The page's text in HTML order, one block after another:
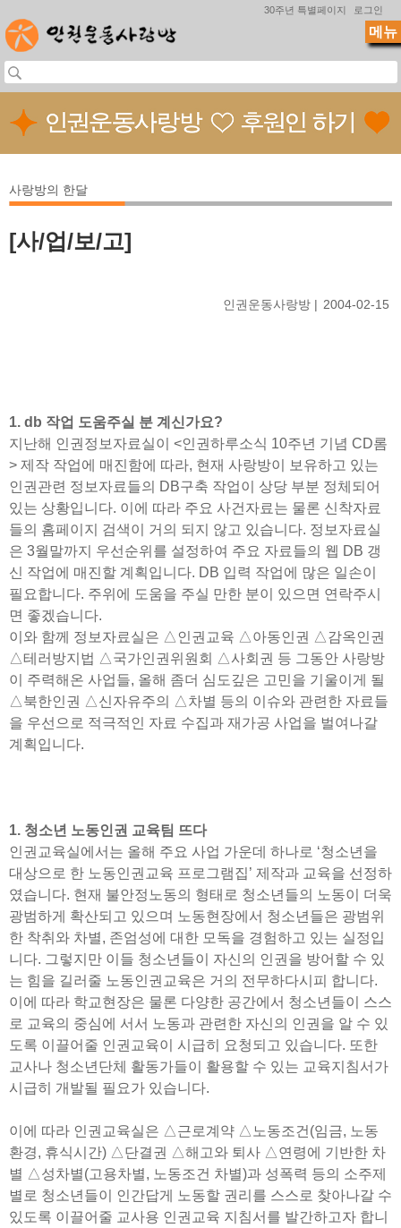
30주년 특별페이지 로그인
사랑방의 한달
[사/업/보/고]
인권운동사랑방 2004-02-15
1. db 작업 도움주실 분 계신가요?
지난해 인권정보자료실이 <인권하루소식 10주년 기념 CD롬
> 제작 작업에 매진함에 따라, 현재 사랑방이 보유하고 있는
인권관련 정보자료들의 DB구축 작업이 상당 부분 정체되어
있는 상황입니다. 이에 따라 주요 사건자료는 물론 신착자료
들의 홈페이지 검색이 거의 되지 않고 있습니다. 정보자료실
은 3월말까지 우선순위를 설정하여 주요 자료들의 웹 DB 갱
신 작업에 매진할 계획입니다. DB 입력 작업에 많은 일손이
필요합니다. 주위에 도움을 주실 만한 분이 있으면 연락주시
면 좋겠습니다.
이와 함께 정보자료실은 △인권교육 △아동인권 △감옥인권
△테러방지법 △국가인권위원회 △사회권 등 그동안 사랑방
이 주력해온 사업들, 올해 좀더 심도깊은 고민을 기울이게 될
△북한인권 △신자유주의 △차별 등의 이슈와 관련한 자료들
을 우선으로 적극적인 자료 수집과 재가공 사업을 벌여나갈
계획입니다.
1. 청소년 노동인권 교육팀 뜨다
인권교육실에서는 올해 주요 사업 가운데 하나로 ‘청소년을
대상으로 한 노동인권교육 프로그램집’ 제작과 교육을 선정하
였습니다. 현재 불안정노동의 형태로 청소년들의 노동이 더욱
광범하게 확산되고 있으며 노동현장에서 청소년들은 광범위
한 착취와 차별, 존엄성에 대한 모독을 경험하고 있는 실정입
니다. 그렇지만 이들 청소년들이 자신의 인권을 방어할 수 있
는 힘을 길러줄 노동인권교육은 거의 전무하다시피 합니다.
이에 따라 학교현장은 물론 다양한 공간에서 청소년들이 스스
로 교육의 중심에 서서 노동과 관련한 자신의 인권을 알 수 있
도록 이끌어줄 인권교육이 시급히 요청되고 있습니다. 또한
교사나 청소년단체 활동가들이 활용할 수 있는 교육지침서가
시급히 개발될 필요가 있습니다.
이에 따라 인권교육실은 △근로계약 △노동조건(임금, 노동
환경, 휴식시간) △단결권 △해고와 퇴사 △연령에 기반한 차
별 △성차별(고용차별, 노동조건 차별)과 성폭력 등의 소주제
별로 청소년들이 인간답게 노동할 권리를 스스로 찾아나갈 수
있도록 이끌어줄 교사용 인권교육 지침서를 발간하고자 합니
메뉴